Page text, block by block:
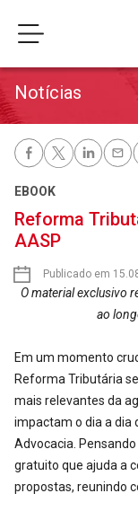
Notícias
EBOOK
Reforma
AASP
Publicado em
O material exclusivo
ao
Em um momento
Reforma Tributária
mais relevantes da
impactam o dia a dia
Advocacia.
gratuito que ajuda a
propostas, reunindo